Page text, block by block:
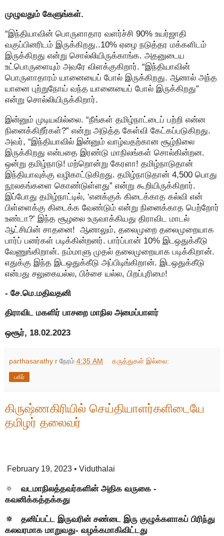
முழுவதும் கேளுங்கள்.
“இந்தியாவின் பொருளாதார வளர்ச்சி 90% உயர்ஜாதி
வகுப்பினரிடம் இருக்கிறது..10% ஏழை நடுத்தர மக்களிடம்
இருக்கிறது என்று சொல்லியிருக்காங்க. அதனுடைய
உட்பொருளையும் அவரே விளக்குகிறார். “இந்தியாவின்
பொருளாதாரம் யானையைப் போல் இருக்கிறது. ஆனால் அந்த
யானை புற்றுநோய் வந்த யானையைப் போல் இருக்கிறது”
என்று சொல்லியிருக்கிறார்.
இன்னும் முடியவில்லை. “நீங்கள் தமிழ்நாட்டைப் பற்றி என்ன
நினைக்கிறீர்கள்?” என்று அடுத்த கேள்வி கேட்கப்படுகிறது.
அவர், “இந்தியாவில் இன்னும் வாழ்வதற்கான சூழ்நிலை
இருக்கிறது என்பதை இரண்டு மாநிலங்கள் சொல்கின்றன.
ஒன்று தமிழ்நாடு! மற்றொன்று கேரளா! தமிழ்நாடுதான்
இந்தியாவுக்கு வழிகாட்டுகிறது. தமிழ்நாடுதான் 4,500 பொது
நூலகங்களை கொண்டுள்ளது” என்று கூறியிருக்கிறார்.
இப்போது தமிழ்நாட்டில், ‘எனக்குக் கிடைக்காத கல்வி என்
பிள்ளைக்கு கிடைக்க வேண்டும் என்று நினைக்காத பெற்றோர்
உண்டா?’ இந்த சூழலை உருவாக்கியது திராவிட மாடல்
ஆட்சியின் சாதனை! ஆனாலும், தலைமுறை தலைமுறையாக
பார்ப் பனர்கள் படிக்கின்றனர். பார்ப்பான் 10% இடஒதுக்கீடு
வேணுங்கிறான். நம்மாளு முதல் தலைமுறையாக படிக்கிறான்.
எதுக்கு இந்த இடஒதுக்கீடு அப்பிடிங்கிறான். இடஒதுக்கீடு
என்பது சலுகையல்ல, பிச்சை யல்ல, பிறப்புரிமை!
- சே.மெ.மதிவதனி
திராவிட மகளிர் பாசறை மாநில அமைப்பாளர்
ஒசூர், 18.02.2023
parthasarathy r நேரம் 4:35 AM கருத்துகள் இல்லை:
பகிர்
கிருஷ்ணகிரியில் செய்தியாளர்களிடையே
தமிழர் தலைவர்
19, 2023• Viduthalai
🔅 வடமாநிலத்தவர்களின் அதிக வருகை -
கவனிக்கத்தக்கது
🔅 தனிப்பட்ட இருவரின் சண்டை இரு குழுக்களாகப் பிரிந்து
கலவரமாக மாறுவது- வழக்கமாகிவிட்டது